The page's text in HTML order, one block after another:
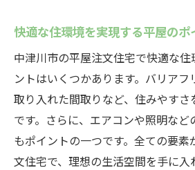
快適な住環境を実現する平屋のポ
中津川市の平屋注文住宅で快適な
ントはいくつかあります。バリアフ
取り入れた間取りなど、住みやす
です。さらに、エアコンや照明など
もポイントの一つです。全ての要
文住宅で、理想の生活空間を手に入